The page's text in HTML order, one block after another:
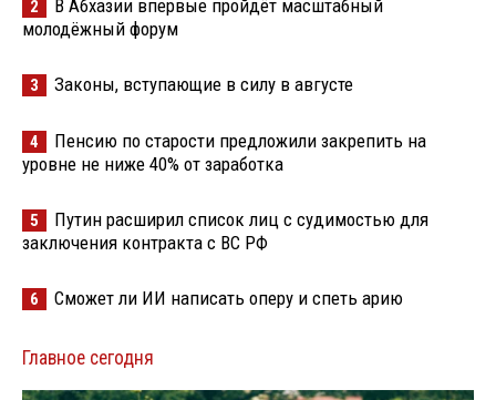
2
В Абхазии впервые пройдёт масштабный
молодёжный форум
3 Законы, вступающие в силу в августе
4
Пенсию по старости предложили закрепить на
уровне не ниже 40% от заработка
5
Путин расширил список лиц с судимостью для
заключения контракта с ВС РФ
6 Сможет ли ИИ написать оперу и спеть арию
Главное сегодня